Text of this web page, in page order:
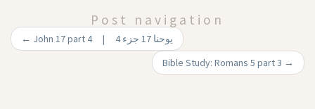
Post navigation
←
John 17 part 4 | يوحنا 17 جزء 4
Bible Study: Romans 5 part 3 →